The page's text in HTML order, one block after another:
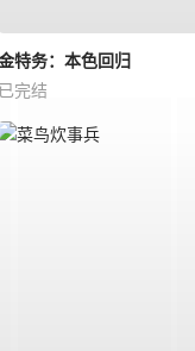
特务：本色回归
已完结